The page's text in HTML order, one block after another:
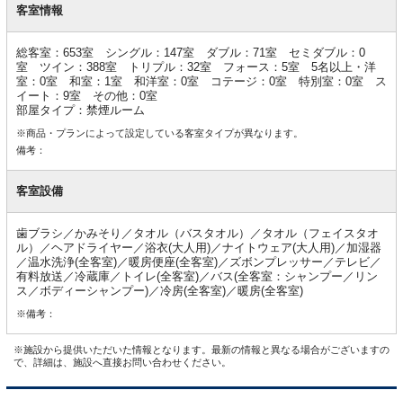
室客室情報
総客室：653室 シングル：147室 ダブル：71室 セミダブル：0
室 ツイン：388室 トリプル：32室 フォース：5室 5名以上・洋
室：0室 和室：1室 和洋室：0室 コテージ：0室 特別室：0室 ス
イート：9室 その他：0室
部屋タイプ：禁煙ルーム
※商品・プランによって設定している客室タイプが異なります。
備考：
客室設備
歯ブラシ／かみそり／タオル（バスタオル）／タオル（フェイスタオ
ル）／ヘアドライヤー／浴衣(大人用)／ナイトウェア(大人用)／加湿器
／温水洗浄(全客室)／暖房便座(全客室)／ズボンプレッサー／テレビ／
有料放送／冷蔵庫／トイレ(全客室)／バス(全客室：シャンプー／リン
ス／ボディーシャンプー)／冷房(全客室)／暖房(全客室)
※備考：
※施設から提供いただいた情報となります。最新の情報と異なる場合がございますの
で、詳細は、施設へ直接お問い合わせください。